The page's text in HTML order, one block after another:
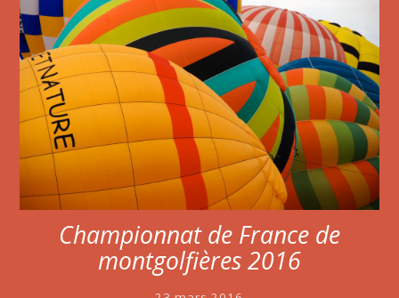
Championnat de France de
montgolfières 2016